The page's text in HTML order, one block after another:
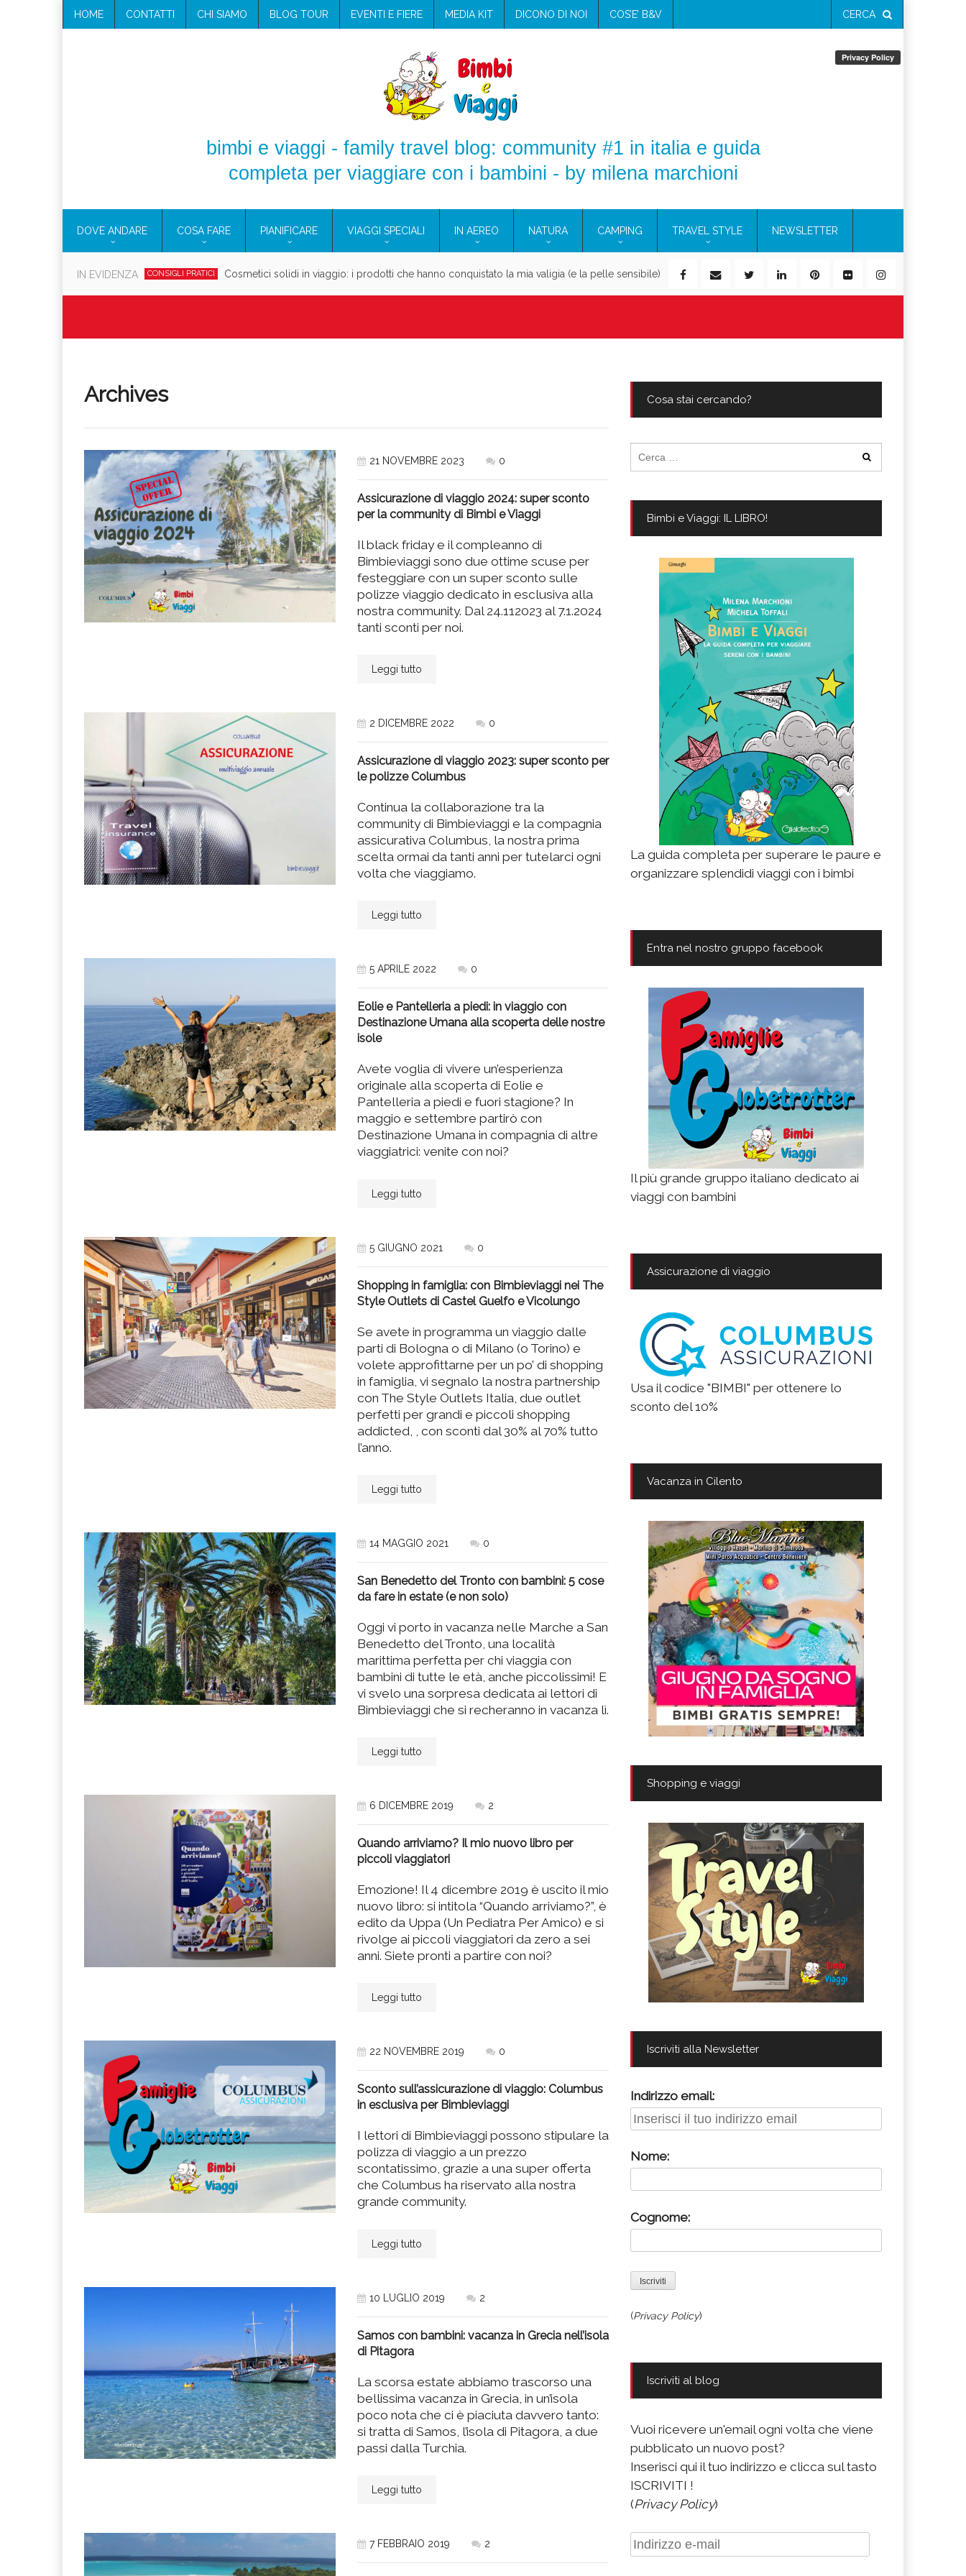
HOME CONTATTI CHI SIAMO BLOG TOUR EVENTI E FIERE MEDIA KIT DICONO DI NOI COS’E’ B&V CERCA
bimbi e viaggi - family travel blog: community #1 in italia e guida
completa per viaggiare con i bambini - by milena marchioni
DOVE ANDARE COSA FARE PIANIFICARE VIAGGI SPECIALI IN AEREO NATURA CAMPING TRAVEL STYLE NEWSLETTER
IN EVIDENZA CONSIGLI PRATICI Cosmetici solidi in viaggio: i prodotti che hanno conquistato la mia valigia (e la pelle sensibile)
Archives
21 NOVEMBRE 2023 0
Assicurazione di viaggio 2024: super sconto
per la community di Bimbi e Viaggi
Il black friday e il compleanno di
Bimbieviaggi sono due ottime scuse per
festeggiare con un super sconto sulle
polizze viaggio dedicato in esclusiva alla
nostra community. Dal 24.112023 al 7.1.2024
tanti sconti per noi.
Leggi tutto
2 DICEMBRE 2022 0
Assicurazione di viaggio 2023: super sconto per
le polizze Columbus
Continua la collaborazione tra la
community di Bimbieviaggi e la compagnia
assicurativa Columbus, la nostra prima
scelta ormai da tanti anni per tutelarci ogni
volta che viaggiamo.
Leggi tutto
5 APRILE 2022 0
Eolie e Pantelleria a piedi: in viaggio con
Destinazione Umana alla scoperta delle nostre
isole
Avete voglia di vivere un’esperienza
originale alla scoperta di Eolie e
Pantelleria a piedi e fuori stagione? In
maggio e settembre partirò con
Destinazione Umana in compagnia di altre
viaggiatrici: venite con noi?
Leggi tutto
5 GIUGNO 2021 0
Shopping in famiglia: con Bimbieviaggi nei The
Style Outlets di Castel Guelfo e Vicolungo
Se avete in programma un viaggio dalle
parti di Bologna o di Milano (o Torino) e
volete approfittarne per un po’ di shopping
in famiglia, vi segnalo la nostra partnership
con The Style Outlets Italia, due outlet
perfetti per grandi e piccoli shopping
addicted, , con sconti dal 30% al 70% tutto
l’anno.
Leggi tutto
14 MAGGIO 2021 0
San Benedetto del Tronto con bambini: 5 cose
da fare in estate (e non solo)
Oggi vi porto in vacanza nelle Marche a San
Benedetto del Tronto, una località
marittima perfetta per chi viaggia con
bambini di tutte le età, anche piccolissimi! E
vi svelo una sorpresa dedicata ai lettori di
Bimbieviaggi che si recheranno in vacanza lì.
Leggi tutto
6 DICEMBRE 2019 2
Quando arriviamo? Il mio nuovo libro per
piccoli viaggiatori
Emozione! Il 4 dicembre 2019 è uscito il mio
nuovo libro: si intitola “Quando arriviamo?”, è
edito da Uppa (Un Pediatra Per Amico) e si
rivolge ai piccoli viaggiatori da zero a sei
anni. Siete pronti a partire con noi?
Leggi tutto
22 NOVEMBRE 2019 0
Sconto sull’assicurazione di viaggio: Columbus
in esclusiva per Bimbieviaggi
I lettori di Bimbieviaggi possono stipulare la
polizza di viaggio a un prezzo
scontatissimo, grazie a una super offerta
che Columbus ha riservato alla nostra
grande community.
Leggi tutto
10 LUGLIO 2019 2
Samos con bambini: vacanza in Grecia nell’isola
di Pitagora
La scorsa estate abbiamo trascorso una
bellissima vacanza in Grecia, in un’isola
poco nota che ci è piaciuta davvero tanto:
si tratta di Samos, l’isola di Pitagora, a due
passi dalla Turchia.
Leggi tutto
7 FEBBRAIO 2019 2
Cosa stai cercando?
per:
Bimbi e Viaggi: IL LIBRO!
La guida completa per superare le paure e
organizzare splendidi viaggi con i bimbi
Entra nel nostro gruppo facebook
Il più grande gruppo italiano dedicato ai
viaggi con bambini
Assicurazione di viaggio
Usa il codice "BIMBI" per ottenere lo
sconto del 10%
Vacanza in Cilento
Shopping e viaggi
Iscriviti alla Newsletter
Indirizzo email:
Nome:
Cognome:
(Privacy Policy)
Iscriviti al blog
Vuoi ricevere un'email ogni volta che viene
pubblicato un nuovo post?
Inserisci qui il tuo indirizzo e clicca sul tasto
ISCRIVITI !
(Privacy Policy)
Indirizzo
e-